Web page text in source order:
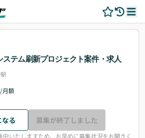
ステム刷新プロジェクト案件・求人
月額
る 募集が終了しました
中いたしますため、お早めに募集状況をお聞きく